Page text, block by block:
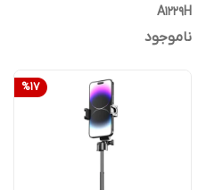
A1229H
ناموجود
%17